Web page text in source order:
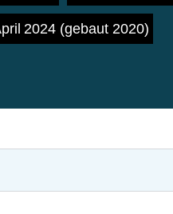
2024 (gebaut 2020)